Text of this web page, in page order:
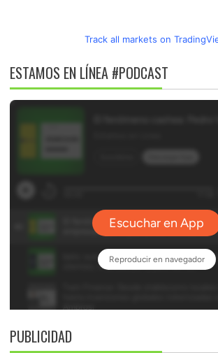
Track all markets on
ESTAMOS EN LÍNEA #PODCAST
PUBLICIDAD